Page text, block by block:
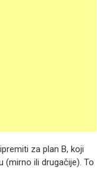
za plan B, koji
(mirno ili drugačije). To